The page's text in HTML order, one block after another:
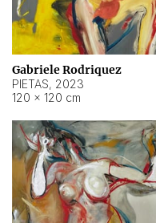
Gabriele Rodriquez
PIETAS, 2023
120 × 120 cm